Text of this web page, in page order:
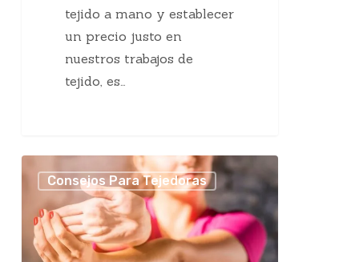
tejido a mano y establecer
un precio justo en
nuestros trabajos de
tejido, es…
para
las
manos
Consejos Para Tejedoras